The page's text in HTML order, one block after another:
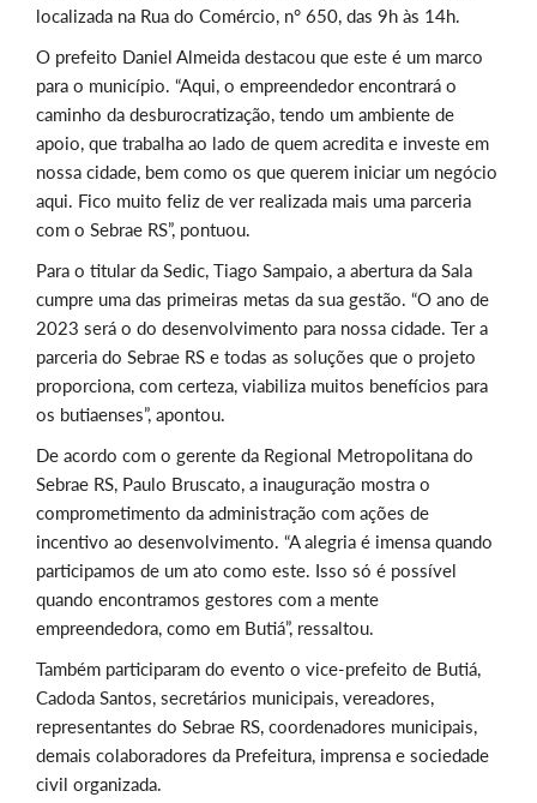
localizada na Rua do Comércio, n° 650, das 9h às 14h.
O prefeito Daniel Almeida destacou que este é um marco
para o município. “Aqui, o empreendedor encontrará o
caminho da desburocratização, tendo um ambiente de
apoio, que trabalha ao lado de quem acredita e investe em
nossa cidade, bem como os que querem iniciar um negócio
aqui. Fico muito feliz de ver realizada mais uma parceria
com o Sebrae RS”, pontuou.
Para o titular da Sedic, Tiago Sampaio, a abertura da Sala
cumpre uma das primeiras metas da sua gestão. “O ano de
2023 será o do desenvolvimento para nossa cidade. Ter a
parceria do Sebrae RS e todas as soluções que o projeto
proporciona, com certeza, viabiliza muitos benefícios para
os butiaenses”, apontou.
De acordo com o gerente da Regional Metropolitana do
Sebrae RS, Paulo Bruscato, a inauguração mostra o
comprometimento da administração com ações de
incentivo ao desenvolvimento. “A alegria é imensa quando
participamos de um ato como este. Isso só é possível
quando encontramos gestores com a mente
empreendedora, como em Butiá”, ressaltou.
Também participaram do evento o vice-prefeito de Butiá,
Cadoda Santos, secretários municipais, vereadores,
representantes do Sebrae RS, coordenadores municipais,
demais colaboradores da Prefeitura, imprensa e sociedade
civil organizada.